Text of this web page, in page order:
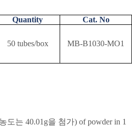
Quantity
Cat. No
50 tubes/box MB-B1030-MO1
도는 40.01g을 첨가) of powder in 1